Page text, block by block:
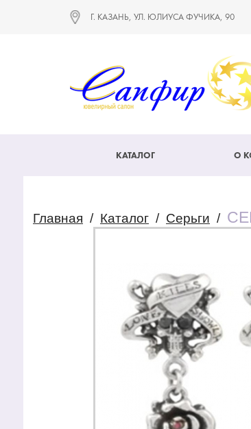
Г. КАЗАНЬ, УЛ. ЮЛИУСА ФУЧИКА, 90
КАТАЛОГ О
Главная / Каталог / Серьги /